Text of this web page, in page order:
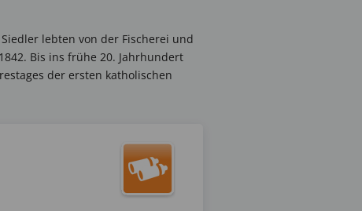
lebten von der Fischerei und
Bis ins frühe 20. Jahrhundert
der ersten katholischen